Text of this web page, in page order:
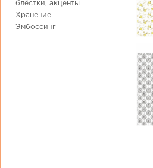
блёстки, акценты
Хранение
Эмбоссинг